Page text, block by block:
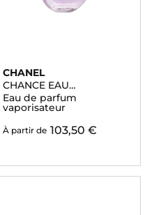
CHANEL
CHANCE EAU
SPLENDIDE
Eau de parfum
vaporisateur
À partir de 103,50 €